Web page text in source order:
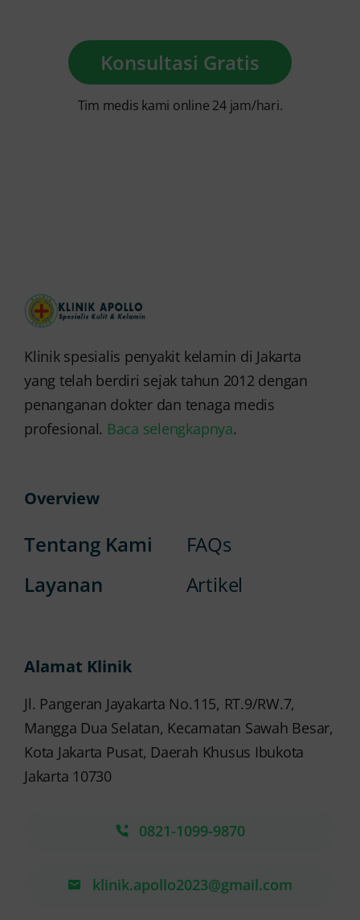
Konsultasi Gratis
Tim medis kami online 24 jam/hari.
Klinik spesialis penyakit kelamin di Jakarta
yang telah berdiri sejak tahun 2012 dengan
penanganan dokter dan tenaga medis
profesional. Baca selengkapnya.
Overview
Tentang Kami
Layanan
FAQs
Artikel
Alamat Klinik
Jl. Pangeran Jayakarta No.115, RT.9/RW.7,
Mangga Dua Selatan, Kecamatan Sawah Besar,
Kota Jakarta Pusat, Daerah Khusus Ibukota
Jakarta 10730
0821-1099-9870
klinik.apollo2023@gmail.com